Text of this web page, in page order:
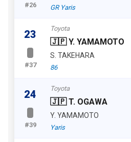
#26 GR Yaris
23
#37
Toyota
🇯🇵 Y. YAMAMOTO
S. TAKEHARA
86
24
#39
Toyota
🇯🇵 T. OGAWA
Y. YAMAMOTO
Yaris